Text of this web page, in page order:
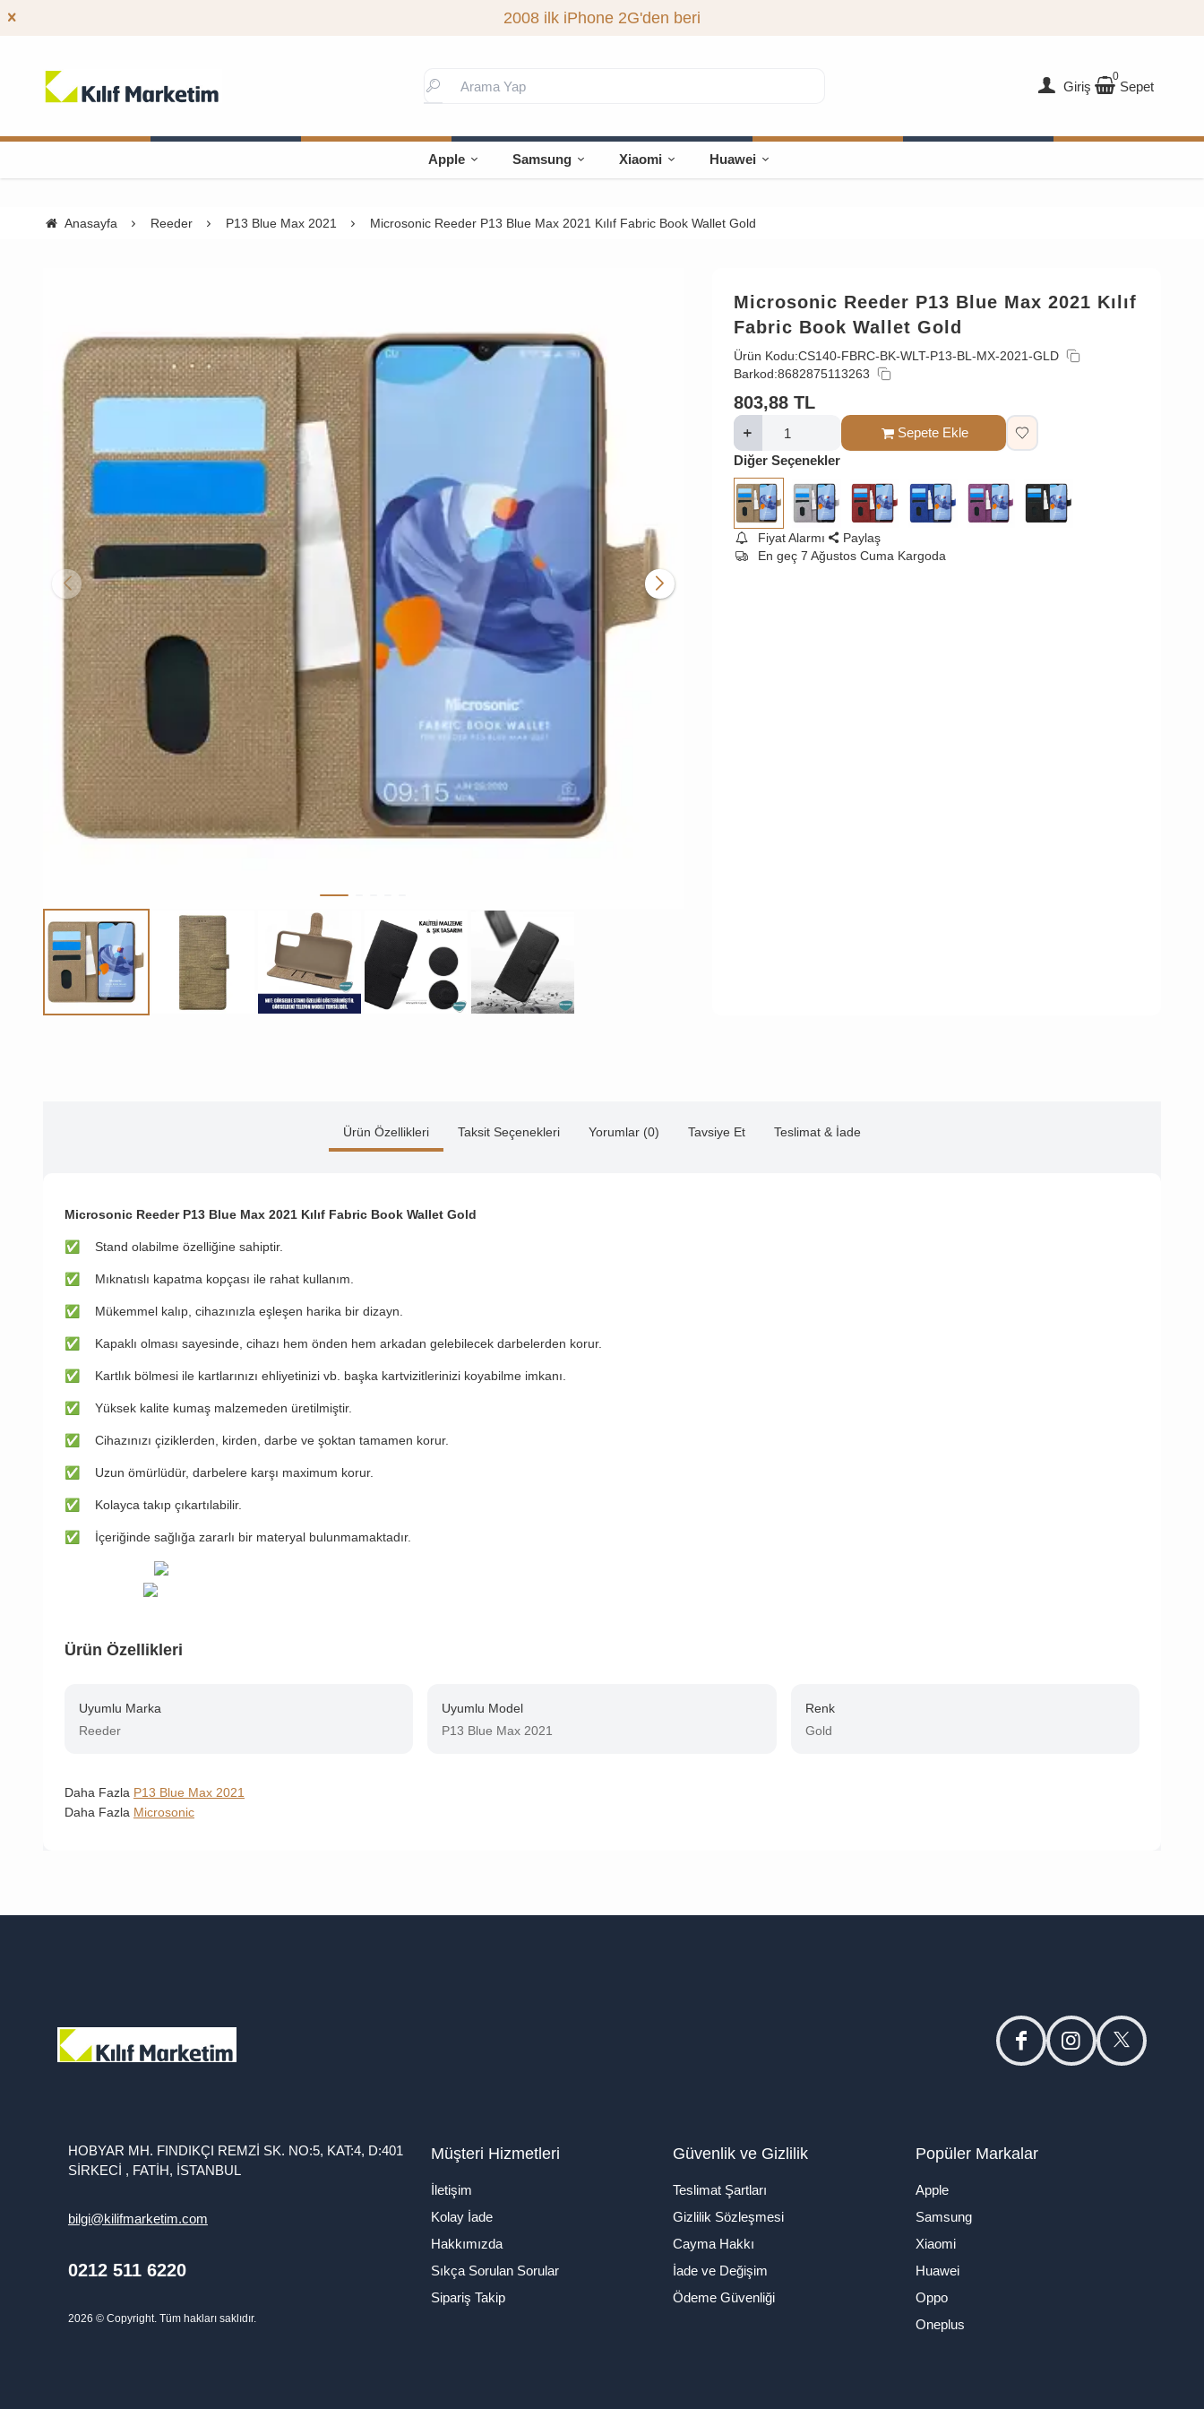
2008 ilk iPhone 2G'den beri
Giriş
0
Sepet
Apple Samsung Xiaomi Huawei
Anasayfa Reeder P13 Blue Max 2021 Microsonic Reeder P13 Blue Max 2021 Kılıf Fabric Book Wallet Gold
Microsonic Reeder P13 Blue Max 2021 Kılıf
Fabric Book Wallet Gold
Ürün Kodu:CS140-FBRC-BK-WLT-P13-BL-MX-2021-GLD
Barkod:8682875113263
803,88 TL
Sepete Ekle
Diğer Seçenekler
Fiyat Alarmı
Paylaş
En geç 7 Ağustos Cuma Kargoda
Ürün Özellikleri Taksit Seçenekleri Yorumlar (0) Tavsiye Et Teslimat & İade
Microsonic Reeder P13 Blue Max 2021 Kılıf Fabric Book Wallet Gold
✅ Stand olabilme özelliğine sahiptir.
✅ Mıknatıslı kapatma kopçası ile rahat kullanım.
✅ Mükemmel kalıp, cihazınızla eşleşen harika bir dizayn.
✅ Kapaklı olması sayesinde, cihazı hem önden hem arkadan gelebilecek darbelerden korur.
✅ Kartlık bölmesi ile kartlarınızı ehliyetinizi vb. başka kartvizitlerinizi koyabilme imkanı.
✅ Yüksek kalite kumaş malzemeden üretilmiştir.
✅ Cihazınızı çiziklerden, kirden, darbe ve şoktan tamamen korur.
✅ Uzun ömürlüdür, darbelere karşı maximum korur.
✅ Kolayca takıp çıkartılabilir.
✅ İçeriğinde sağlığa zararlı bir materyal bulunmamaktadır.
Ürün Özellikleri
Uyumlu Marka
Reeder
Uyumlu Model
P13 Blue Max 2021
Renk
Gold
Daha Fazla P13 Blue Max 2021
Daha Fazla Microsonic
facebookinstagramtwitter
HOBYAR MH. FINDIKÇI REMZİ SK. NO:5, KAT:4, D:401
SİRKECİ , FATİH, İSTANBUL
bilgi@kilifmarketim.com
0212 511 6220
2026 © Copyright. Tüm hakları saklıdır.
Müşteri Hizmetleri
İletişim
Kolay İade
Hakkımızda
Sıkça Sorulan Sorular
Sipariş Takip
Güvenlik ve Gizlilik
Teslimat Şartları
Gizlilik Sözleşmesi
Cayma Hakkı
İade ve Değişim
Ödeme Güvenliği
Popüler Markalar
Apple
Samsung
Xiaomi
Huawei
Oppo
Oneplus